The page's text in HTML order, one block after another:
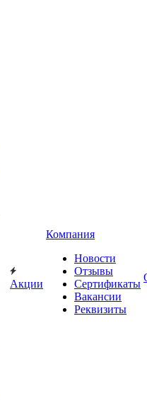
Акции
Компания
Новости
Отзывы
Сертификаты
Вакансии
Реквизиты